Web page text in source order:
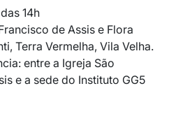
14h
de Assis e Flora
Terra Vermelha, Vila Velha.
entre a Igreja São
e a sede do Instituto GG5